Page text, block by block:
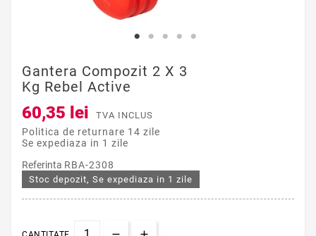
Gantera Compozit 2 X 3
Kg Rebel Active
60,35 lei TVA INCLUS
Politica de returnare 14 zile
Se expediaza in 1 zile
Referinta RBA-2308
Stoc depozit, Se expediaza in 1 zile